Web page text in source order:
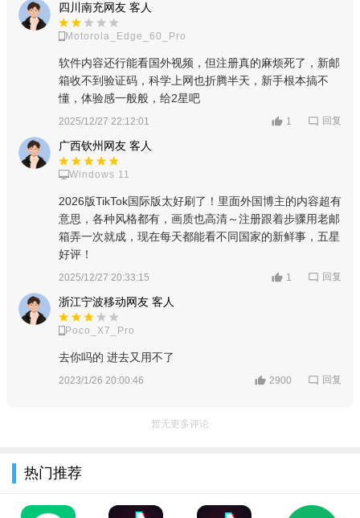
四川南充网友 客人
Motorola_Edge_60_Pro
软件内容还行能看国外视频，但注册真的麻烦死了，新邮
箱收不到验证码，科学上网也折腾半天，新手根本搞不
懂，体验感一般般，给2星吧
2025/12/27 22:12:01 1 回复
广西钦州网友 客人
Windows 11
2026版TikTok国际版太好刷了！里面外国博主的内容超有
意思，各种风格都有，画质也高清～注册跟着步骤用老邮
箱弄一次就成，现在每天都能看不同国家的新鲜事，五星
好评！
2025/12/27 20:33:15 1 回复
浙江宁波移动网友 客人
Poco_X7_Pro
去你吗的 进去又用不了
2023/1/26 20:00:46 2900 回复
暂无更多评论
热门推荐